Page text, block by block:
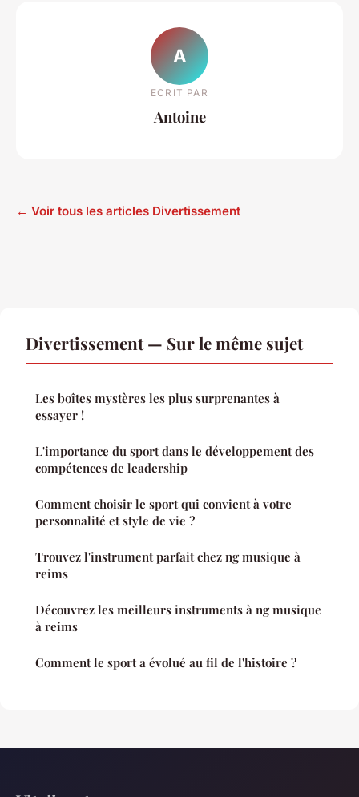
A
ECRIT PAR
Antoine
← Voir tous les articles Divertissement
Divertissement — Sur le même sujet
Les boîtes mystères les plus surprenantes à
essayer !
L'importance du sport dans le développement des
compétences de leadership
Comment choisir le sport qui convient à votre
personnalité et style de vie ?
Trouvez l'instrument parfait chez ng musique à
reims
Découvrez les meilleurs instruments à ng musique
à reims
Comment le sport a évolué au fil de l'histoire ?